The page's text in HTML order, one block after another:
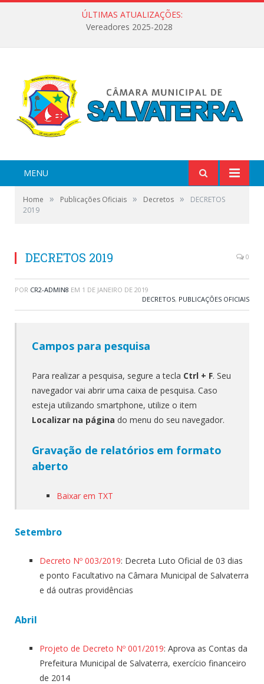
ÚLTIMAS ATUALIZAÇÕES:
Vereadores 2025-2028
MENU
Home » Publicações Oficiais » Decretos »
DECRETOS
2019
DECRETOS 2019 0
POR CR2-ADMIN8 EM 1 DE JANEIRO DE 2019
DECRETOS, PUBLICAÇÕES OFICIAIS
Campos para pesquisa
Para realizar a pesquisa, segure a tecla Ctrl + F. Seu
navegador vai abrir uma caixa de pesquisa. Caso
esteja utilizando smartphone, utilize o item
Localizar na página do menu do seu navegador.
Gravação de relatórios em formato
aberto
Baixar em TXT
Setembro
Decreto Nº 003/2019: Decreta Luto Oficial de 03 dias
e ponto Facultativo na Câmara Municipal de Salvaterra
e dá outras providências
Abril
Projeto de Decreto Nº 001/2019: Aprova as Contas da
Prefeitura Municipal de Salvaterra, exercício financeiro
de 2014